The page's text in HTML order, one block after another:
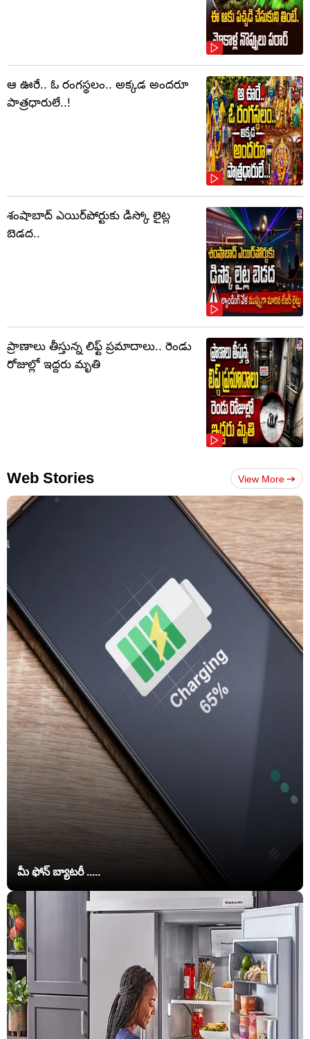
ఆ ఊరే.. ఓ రంగస్థలం.. అక్కడ అందరూ
పాత్రధారులే..!
శంషాబాద్ ఎయిర్‌పోర్టుకు డిస్కో లైట్ల
బెడద..
ప్రాణాలు తీస్తున్న లిఫ్ట్‌ ప్రమాదాలు.. రెండు
రోజుల్లో ఇద్దరు మృతి
Web Stories View More
మీ ఫోన్ బ్యాటరీ .....